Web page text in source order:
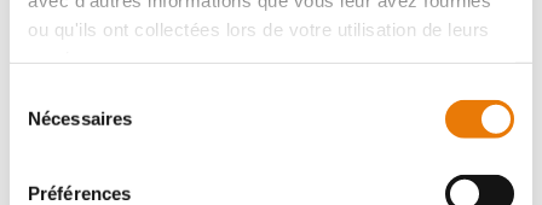
ou qu'ils ont collectées lors de votre utilisation de leurs
Nécessaires
Préférences
1 800 975 €
HT